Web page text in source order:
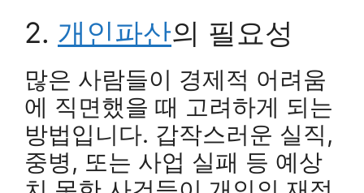
2. 개인파산의 필요성
많은 사람들이 경제적 어려움
에 직면했을 때 고려하게 되는
방법입니다. 갑작스러운 실직,
중병, 또는 사업 실패 등 예상